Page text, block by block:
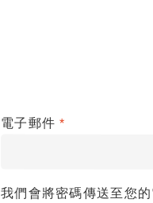
電子郵件*
我們會將密碼傳送至您的